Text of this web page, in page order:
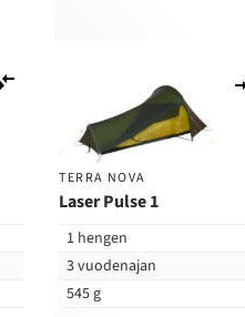
TERRA NOVA
Laser Pulse 1
1 hengen
3 vuodenajan
545 g